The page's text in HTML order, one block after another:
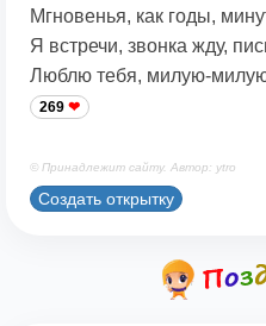
Мгновенья, как годы,
Я встречи, звонка жду,
Люблю тебя, милую-
269
© Принадлежит сайту. Автор: ytro
Создать открытку